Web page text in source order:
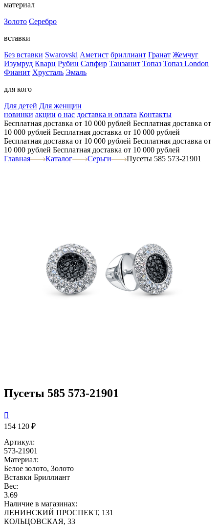
материал
Золото Серебро
вставки
Без вставки Swarovski Аметист бриллиант Гранат Жемчуг
Изумруд Кварц Рубин Сапфир Танзанит Топаз Топаз London
Фианит Хрусталь Эмаль
для кого
Для детей Для женщин
новинки акции о нас доставка и оплата Контакты
Бесплатная доставка от 10 000 рублей Бесплатная доставка от
10 000 рублей Бесплатная доставка от 10 000 рублей
Бесплатная доставка от 10 000 рублей Бесплатная доставка от
10 000 рублей Бесплатная доставка от 10 000 рублей
Главная
Каталог Серьги Пусеты 585 573-21901
Пусеты 585 573-21901

154 120 ₽
Артикул:
573-21901
Материал:
Белое золото, Золото
Вставки Бриллиант
Вес:
3.69
Наличие в магазинах:
ЛЕНИНСКИЙ ПРОСПЕКТ, 131
КОЛЬЦОВСКАЯ, 33